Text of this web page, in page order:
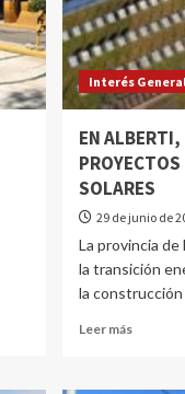
Interés
EN ALBERTI,
PROYECTOS
SOLARES
29 de junio de
La provincia
la transición
la construcción
Leer más